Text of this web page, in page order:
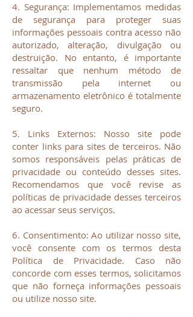
4. Segurança: Implementamos medidas
de segurança para proteger suas
informações pessoais contra acesso não
autorizado, alteração, divulgação ou
destruição. No entanto, é importante
ressaltar que nenhum método de
transmissão pela internet ou
armazenamento eletrônico é totalmente
seguro.
5. Links Externos: Nosso site pode
conter links para sites de terceiros. Não
somos responsáveis pelas práticas de
privacidade ou conteúdo desses sites.
Recomendamos que você revise as
políticas de privacidade desses terceiros
ao acessar seus serviços.
6. Consentimento: Ao utilizar nosso site,
você consente com os termos desta
Política de Privacidade. Caso não
concorde com esses termos, solicitamos
que não forneça informações pessoais
ou utilize nosso site.